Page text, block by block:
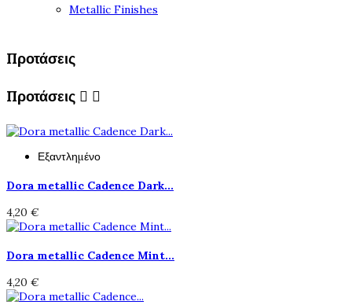
Metallic Finishes
Προτάσεις
Προτάσεις  
Εξαντλημένο
Dora metallic Cadence Dark...
4,20 €
Dora metallic Cadence Mint...
4,20 €